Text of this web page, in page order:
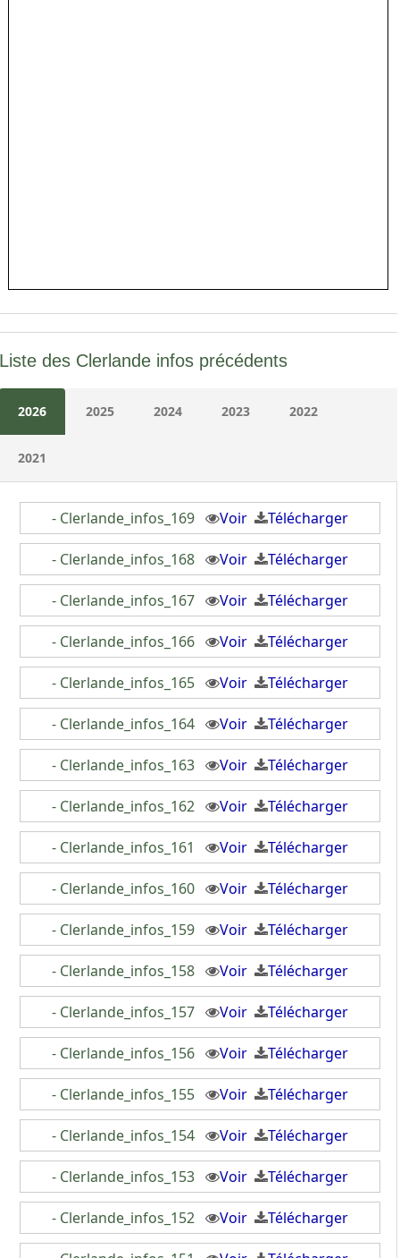
des Clerlande infos précédents
2026 2025 2024 2023 2022
2021
- Clerlande_infos_169 Voir Télécharger
- Clerlande_infos_168 Voir Télécharger
- Clerlande_infos_167 Voir Télécharger
- Clerlande_infos_166 Voir Télécharger
- Clerlande_infos_165 Voir Télécharger
- Clerlande_infos_164 Voir Télécharger
- Clerlande_infos_163 Voir Télécharger
- Clerlande_infos_162 Voir Télécharger
- Clerlande_infos_161 Voir Télécharger
- Clerlande_infos_160 Voir Télécharger
- Clerlande_infos_159 Voir Télécharger
- Clerlande_infos_158 Voir Télécharger
- Clerlande_infos_157 Voir Télécharger
- Clerlande_infos_156 Voir Télécharger
- Clerlande_infos_155 Voir Télécharger
- Clerlande_infos_154 Voir Télécharger
- Clerlande_infos_153 Voir Télécharger
- Clerlande_infos_152 Voir Télécharger